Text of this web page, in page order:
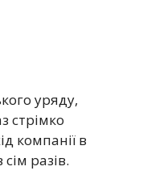
уряду,
стрімко
компанії в
разів.